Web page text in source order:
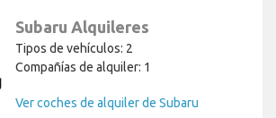
Subaru Alquileres
Tipos de vehículos: 2
Compañías de alquiler: 1
Ver coches de alquiler de Subaru